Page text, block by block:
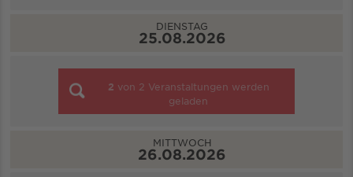
DIENSTAG
25.08.2026
2 von 2 Veranstaltungen werden
geladen
MITTWOCH
26.08.2026